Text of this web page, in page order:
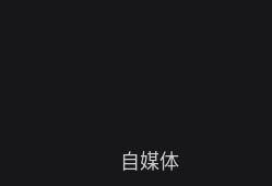
自媒体